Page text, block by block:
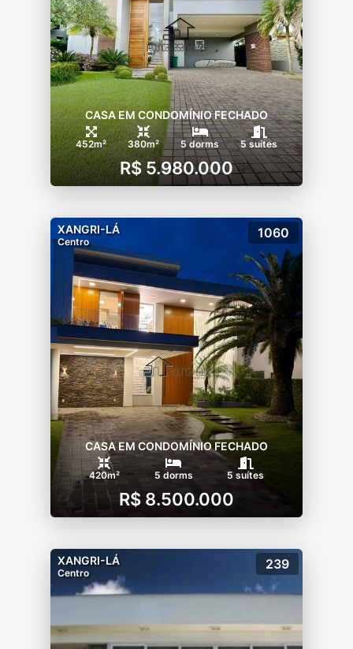
CASA EM CONDOMÍNIO FECHADO
452m² 380m² 5 dorms 5 suítes
R$ 5.980.000
XANGRI-LÁ
Centro
1060
CASA EM CONDOMÍNIO FECHADO
420m² 5 dorms 5 suítes
R$ 8.500.000
XANGRI-LÁ
Centro
239